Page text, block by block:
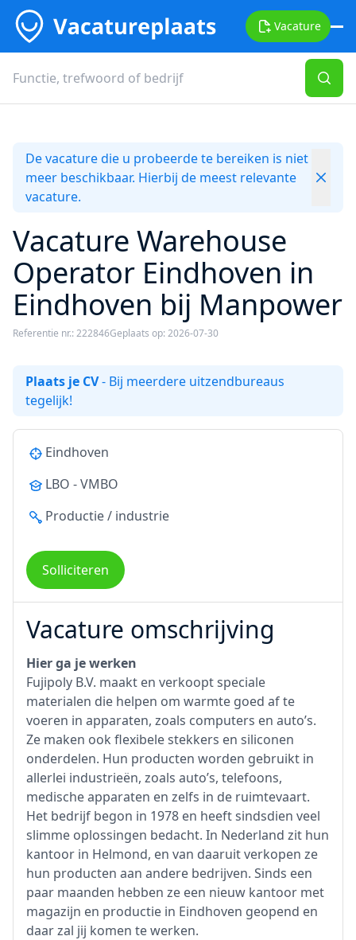
Vacature
De vacature die u probeerde te bereiken is niet
meer beschikbaar. Hierbij de meest relevante
vacature.
Vacature Warehouse
Operator Eindhoven in
Eindhoven bij Manpower
Referentie nr.: 222846Geplaats op: 2026-07-30
Plaats je CV- Bij meerdere uitzendbureaus
tegelijk!
Eindhoven
LBO - VMBO
Productie / industrie
Solliciteren
Vacature omschrijving
Hier ga je werken
Fujipoly B.V. maakt en verkoopt speciale
materialen die helpen om warmte goed af te
voeren in apparaten, zoals computers en auto’s.
Ze maken ook flexibele stekkers en siliconen
onderdelen. Hun producten worden gebruikt in
allerlei industrieën, zoals auto’s, telefoons,
medische apparaten en zelfs in de ruimtevaart.
Het bedrijf begon in 1978 en heeft sindsdien veel
slimme oplossingen bedacht. In Nederland zit hun
kantoor in Helmond, en van daaruit verkopen ze
hun producten aan andere bedrijven. Sinds een
paar maanden hebben ze een nieuw kantoor met
magazijn en productie in Eindhoven geopend en
daar zal jij komen te werken.